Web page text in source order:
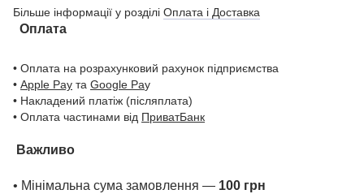
Більше інформації у розділі Оплата і Доставка
Оплата
• Оплата на розрахунковий рахунок підприємства
• Apple Pay та Google Pay
• Накладений платіж (післяплата)
• Оплата частинами від ПриватБанк
Важливо
• Мінімальна сума замовлення — 100 грн